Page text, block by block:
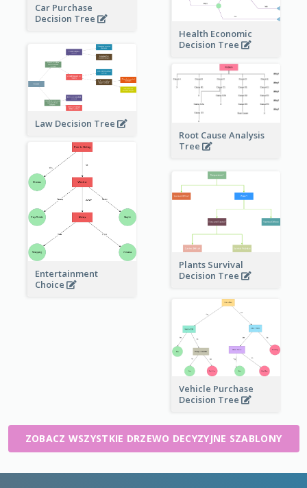
Car Purchase
Decision Tree
Health Economic
Decision Tree
Law Decision Tree
Root Cause Analysis
Tree
Entertainment
Choice
Plants Survival
Decision Tree
Vehicle Purchase
Decision Tree
ZOBACZ WSZYSTKIE DRZEWO DECYZYJNE SZABLONY